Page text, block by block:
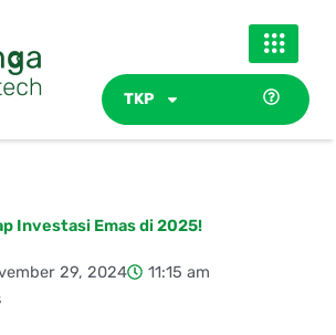
TKP
Investasi Emas di 2025!
29, 2024
11:15 am